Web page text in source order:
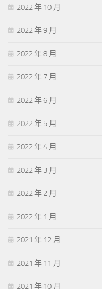
2022 年 10 月
2022 年 9 月
2022 年 8 月
2022 年 7 月
2022 年 6 月
2022 年 5 月
2022 年 4 月
2022 年 3 月
2022 年 2 月
2022 年 1 月
2021 年 12 月
2021 年 11 月
2021 年 10 月